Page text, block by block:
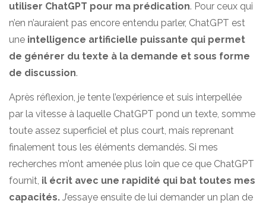
utiliser ChatGPT pour ma prédication. Pour ceux qui
n’en n’auraient pas encore entendu parler, ChatGPT est
une intelligence artificielle puissante qui permet
de générer du texte à la demande et sous forme
de discussion.
Après réflexion, je tente l’expérience et suis interpellée
par la vitesse à laquelle ChatGPT pond un texte, somme
toute assez superficiel et plus court, mais reprenant
finalement tous les éléments demandés. Si mes
recherches m’ont amenée plus loin que ce que ChatGPT
fournit, il écrit avec une rapidité qui bat toutes mes
capacités. J’essaye ensuite de lui demander un plan de